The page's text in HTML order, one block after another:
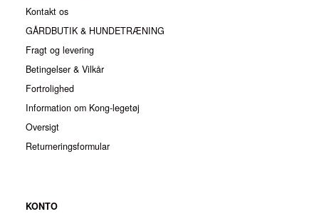
Kontakt os
GÅRDBUTIK & HUNDETRÆNING
Fragt og levering
Betingelser & Vilkår
Fortrolighed
Information om Kong-legetøj
Oversigt
Returneringsformular
KONTO